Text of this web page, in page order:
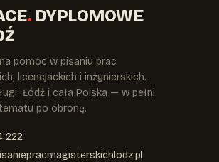
. DYPLOMOWE
pomoc w pisaniu prac
licencjackich i inżynierskich.
Łódź i cała Polska — w pełni
po obronę.
222